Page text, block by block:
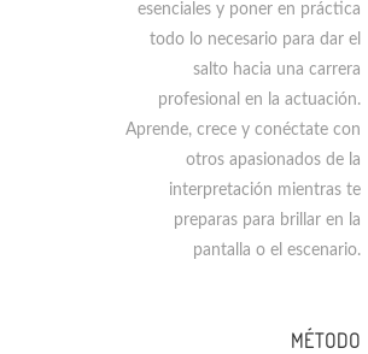
esenciales y poner en práctica
todo lo necesario para dar el
salto hacia una carrera
profesional en la actuación.
Aprende, crece y conéctate con
otros apasionados de la
interpretación mientras te
preparas para brillar en la
pantalla o el escenario.
MÉTODO